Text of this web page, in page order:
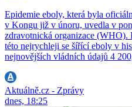
Epidemie eboly, která byla
v Kongu již v únoru, uvedla v
zdravotnická organizace (WHO).
této nejrychleji se šířící eboly v
nejnovějších vládních údajů 4
Aktuálně.cz - Zprávy
dnes, 18:25